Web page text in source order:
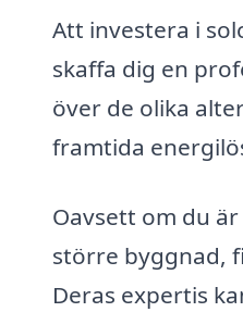
Att investera i
skaffa dig en
över de olika
framtida
Oavsett om du
större byggnad,
Deras expertis